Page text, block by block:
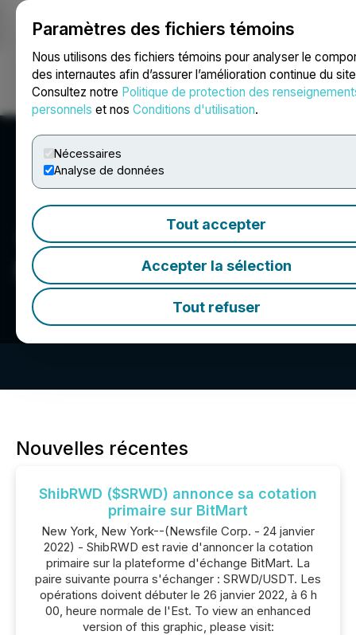
Paramètres des fichiers témoins
Nous utilisons des fichiers témoins pour analyser le
des internautes afin d’assurer l’amélioration continue du
Consultez notre Politique de protection des
personnels et nos Conditions d'utilisation.
Nécessaires
Analyse de données
Tout accepter
Accepter la sélection
Tout refuser
Ouvrir une session Recherche English
ShibRWD
Nouvelles récentes
ShibRWD ($SRWD) annonce sa cotation
primaire sur BitMart
New York, New York--(Newsfile Corp. - 24 janvier
2022) - ShibRWD est ravie d'annoncer la cotation
primaire sur la plateforme d'échange BitMart. La
paire suivante pourra s'échanger : SRWD/USDT. Les
opérations doivent débuter le 26 janvier 2022, à 6 h
00, heure normale de l'Est. To view an enhanced
version of this graphic, please visit: